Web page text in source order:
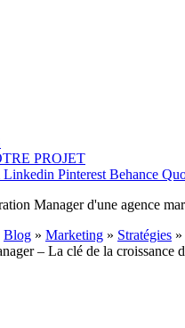
PROJET
Linkedin Pinterest Behance
Blog » Marketing » Stratégies »
– La clé de la croissance